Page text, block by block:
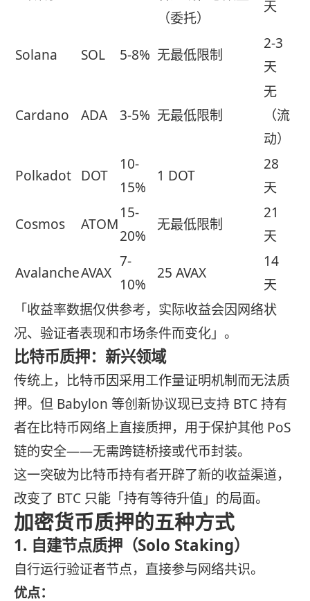
（委托）
天
Solana SOL 5-8% 无最低限制
2-3
天
Cardano ADA 3-5% 无最低限制
无
（流
动）
Polkadot DOT
10-
15%
1 DOT
28
天
Cosmos ATOM
15-
20%
无最低限制
21
天
AvalancheAVAX
7-
10%
25 AVAX
14
天
「收益率数据仅供参考，实际收益会因网络状
况、验证者表现和市场条件而变化」。
比特币质押：新兴领域
传统上，比特币因采用工作量证明机制而无法质
押。但 Babylon 等创新协议现已支持 BTC 持有
者在比特币网络上直接质押，用于保护其他 PoS
链的安全——无需跨链桥接或代币封装。
这一突破为比特币持有者开辟了新的收益渠道，
改变了 BTC 只能「持有等待升值」的局面。
加密货币质押的五种方式
1. 自建节点质押（Solo Staking）
自行运行验证者节点，直接参与网络共识。
优点：